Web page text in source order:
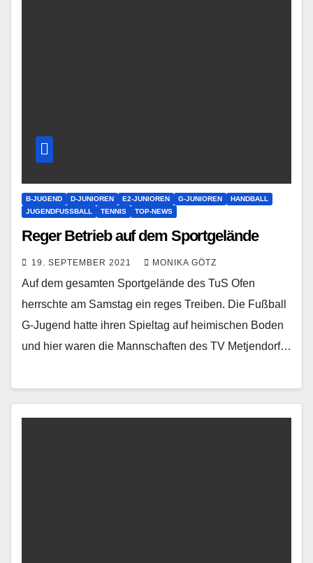
B-JUGEND D-JUNIOREN E2-JUNIOREN G-JUNIOREN
HANDBALL
JUGENDFUSSBALL
TENNIS TOP-NEWS
Reger Betrieb auf dem Sportgelände
19. SEPTEMBER 2021 MONIKA GÖTZ
Auf dem gesamten Sportgelände des TuS Ofen
herrschte am Samstag ein reges Treiben. Die Fußball
G-Jugend hatte ihren Spieltag auf heimischen Boden
und hier waren die Mannschaften des TV Metjendorf…